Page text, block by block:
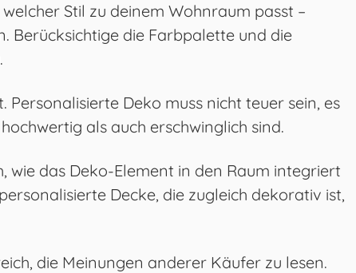
Stil zu deinem Wohnraum passt –
Berücksichtige die Farbpalette und die
Personalisierte Deko muss nicht teuer sein, es
als auch erschwinglich sind.
wie das Deko-Element in den Raum integriert
Decke, die zugleich dekorativ ist,
die Meinungen anderer Käufer zu lesen.